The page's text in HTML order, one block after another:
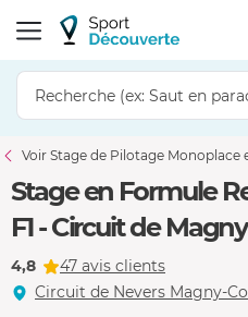
Voir Stage de Pilotage Monoplace
Stage en Formule
F1 - Circuit de
4,8
47 avis clients
Circuit de Nevers Magny-